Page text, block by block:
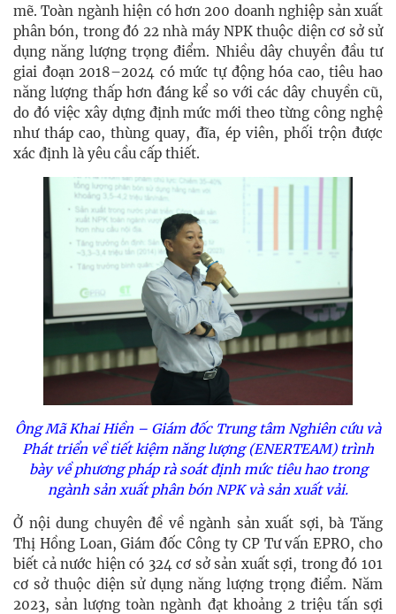
mẽ. Toàn ngành hiện có hơn 200 doanh nghiệp sản xuất
phân bón, trong đó 22 nhà máy NPK thuộc diện cơ sở sử
dụng năng lượng trọng điểm. Nhiều dây chuyền đầu tư
giai đoạn 2018–2024 có mức tự động hóa cao, tiêu hao
năng lượng thấp hơn đáng kể so với các dây chuyền cũ,
do đó việc xây dựng định mức mới theo từng công nghệ
như tháp cao, thùng quay, đĩa, ép viên, phối trộn được
xác định là yêu cầu cấp thiết.
Ông Mã Khai Hiền – Giám đốc Trung tâm Nghiên cứu và
Phát triển về tiết kiệm năng lượng (ENERTEAM) trình
bày về phương pháp rà soát định mức tiêu hao trong
ngành sản xuất phân bón NPK và sản xuất vải.
Ở nội dung chuyên đề về ngành sản xuất sợi, bà Tăng
Thị Hồng Loan, Giám đốc Công ty CP Tư vấn EPRO, cho
biết cả nước hiện có 324 cơ sở sản xuất sợi, trong đó 101
cơ sở thuộc diện sử dụng năng lượng trọng điểm. Năm
2023, sản lượng toàn ngành đạt khoảng 2 triệu tấn sợi